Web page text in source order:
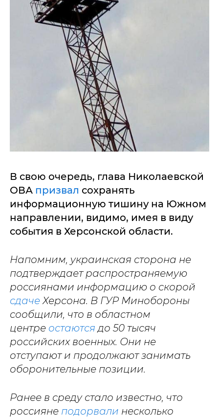
В свою очередь, глава Николаевской
ОВА призвал сохранять
информационную тишину на Южном
направлении, видимо, имея в виду
события в Херсонской области.
Напомним, украинская сторона не
подтверждает распространяемую
россиянами информацию о скорой
сдаче Херсона. В ГУР Минобороны
сообщили, что в областном
центре остаются до 50 тысяч
российских военных. Они не
отступают и продолжают занимать
оборонительные позиции.
Ранее в среду стало известно, что
россияне подорвали несколько